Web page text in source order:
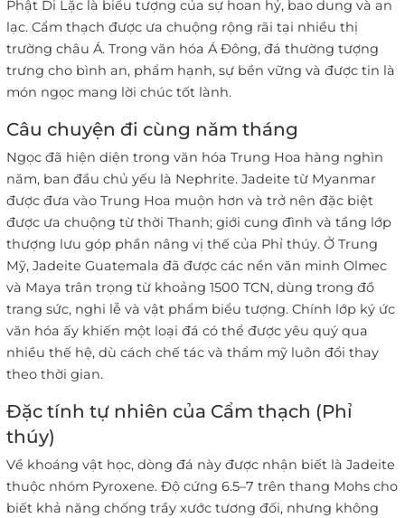
Phật Di Lặc là biểu tượng của sự hoan hỷ, bao dung và an
lạc. Cẩm thạch được ưa chuộng rộng rãi tại nhiều thị
trường châu Á. Trong văn hóa Á Đông, đá thường tượng
trưng cho bình an, phẩm hạnh, sự bền vững và được tin là
món ngọc mang lời chúc tốt lành.
Câu chuyện đi cùng năm tháng
Ngọc đã hiện diện trong văn hóa Trung Hoa hàng nghìn
năm, ban đầu chủ yếu là Nephrite. Jadeite từ Myanmar
được đưa vào Trung Hoa muộn hơn và trở nên đặc biệt
được ưa chuộng từ thời Thanh; giới cung đình và tầng lớp
thượng lưu góp phần nâng vị thế của Phỉ thúy. Ở Trung
Mỹ, Jadeite Guatemala đã được các nền văn minh Olmec
và Maya trân trọng từ khoảng 1500 TCN, dùng trong đồ
trang sức, nghi lễ và vật phẩm biểu tượng. Chính lớp ký ức
văn hóa ấy khiến một loại đá có thể được yêu quý qua
nhiều thế hệ, dù cách chế tác và thẩm mỹ luôn đổi thay
theo thời gian.
Đặc tính tự nhiên của Cẩm thạch (Phỉ
thúy)
Về khoáng vật học, dòng đá này được nhận biết là Jadeite
thuộc nhóm Pyroxene. Độ cứng 6.5–7 trên thang Mohs cho
biết khả năng chống trầy xước tương đối, nhưng không